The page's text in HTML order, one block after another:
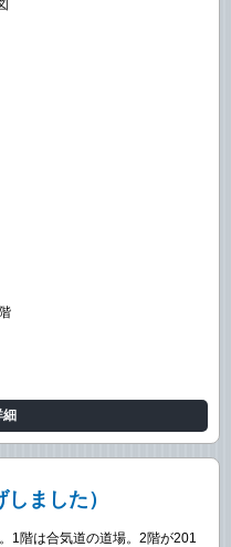
細
ました）
1階は合気道の道場。2階が201